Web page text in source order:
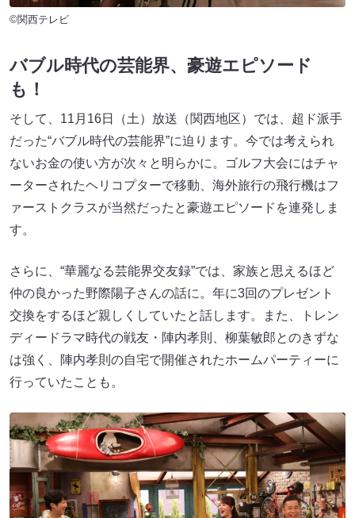
©関西テレビ
バブル時代の芸能界、 豪遊エピソード
も！
そして、11月16日（土）放送（関西地区）では、超ド派手
だった“バブル時代の芸能界”に迫ります。今では考えられ
ないお金の使い方が次々と明らかに。ゴルフ大会にはチャ
ーターされたヘリコプターで移動、海外旅行の飛行機はフ
ァーストクラスが当然だったと豪遊エピソードを連発しま
す。
さらに、“華麗なる芸能界交友録”では、家族と思えるほど
仲の良かった野際陽子さんの話に。年に3回のプレゼント
交換をするほど親しくしていたと話します。また、トレン
ディードラマ時代の戦友・陣内孝則、柳葉敏郎とのきずな
は強く、陣内孝則の自宅で開催されたホームパーティーに
行っていたことも。